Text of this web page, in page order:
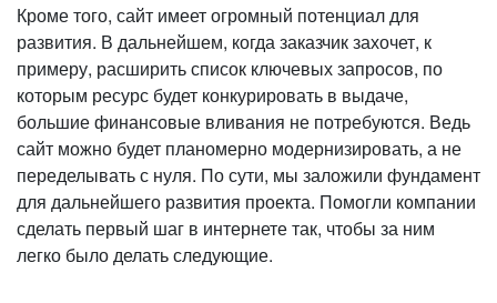
Кроме того, сайт имеет огромный потенциал для
развития. В дальнейшем, когда заказчик захочет, к
примеру, расширить список ключевых запросов, по
которым ресурс будет конкурировать в выдаче,
большие финансовые вливания не потребуются. Ведь
сайт можно будет планомерно модернизировать, а не
переделывать с нуля. По сути, мы заложили фундамент
для дальнейшего развития проекта. Помогли компании
сделать первый шаг в интернете так, чтобы за ним
легко было делать следующие.